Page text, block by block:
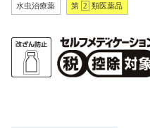
水虫治療薬 第 2 類医薬品